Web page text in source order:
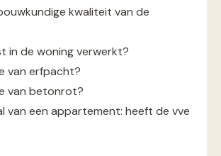
kwaliteit van de
in de woning verwerkt?
van erfpacht?
van betonrot?
van een appartement: heeft de vve